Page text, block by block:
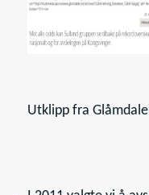
Utklipp fra